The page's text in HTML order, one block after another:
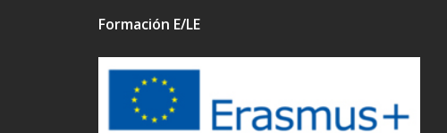
Formación E/LE